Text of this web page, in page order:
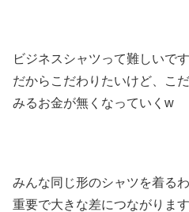
ビジネスシャツって難しいで
だからこだわりたいけど、こ
みるお金が無くなっていくw
みんな同じ形のシャツを着る
重要で大きな差につながります